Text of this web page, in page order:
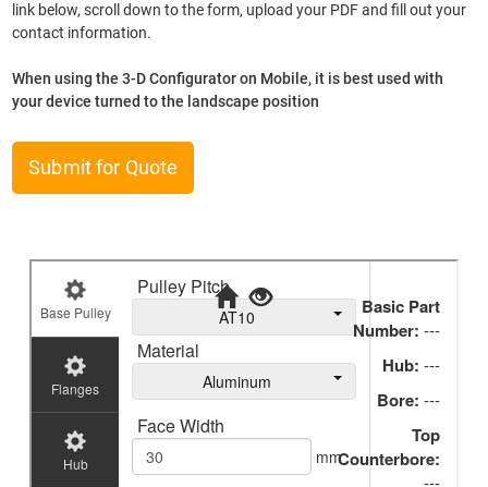
link below, scroll down to the form, upload your PDF and fill out your
contact information.
When using the 3-D Configurator on Mobile, it is best used with
your device turned to the landscape position
Submit for Quote